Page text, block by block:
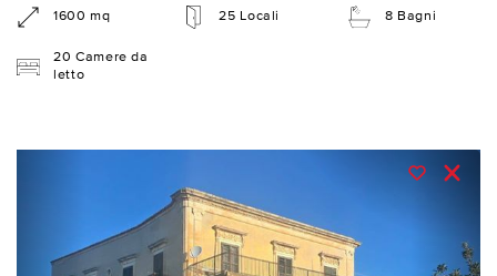
1600 mq 25 Locali 8 Bagni
20 Camere da
letto